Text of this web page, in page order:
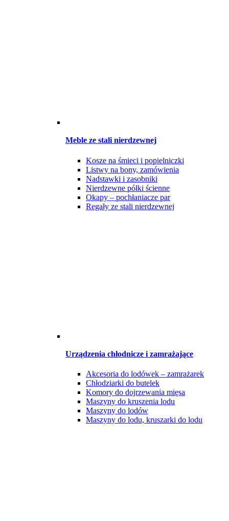
Meble ze stali nierdzewnej
Kosze na śmieci i popielniczki
Listwy na bony, zamówienia
Nadstawki i zasobniki
Nierdzewne półki ścienne
Okapy – pochłaniacze par
Regały ze stali nierdzewnej
Urządzenia chłodnicze i zamrażające
Akcesoria do lodówek – zamrażarek
Chłodziarki do butelek
Komory do dojrzewania mięsa
Maszyny do kruszenia lodu
Maszyny do lodów
Maszyny do lodu, kruszarki do lodu